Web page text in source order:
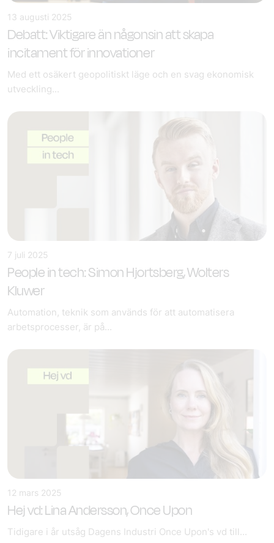
13 augusti 2025
Debatt: Viktigare än någonsin att skapa
incitament för innovationer
Med ett osäkert geopolitiskt läge och en svag ekonomisk
utveckling...
7 juli 2025
People in tech: Simon Hjortsberg, Wolters
Kluwer
Automation, teknik som används för att automatisera
arbetsprocesser, är på...
12 mars 2025
Hej vd: Lina Andersson, Once Upon
Tidigare i år utsåg Dagens Industri Once Upon's vd till...